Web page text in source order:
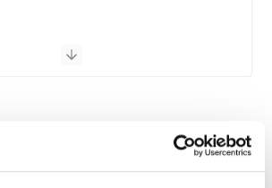
til velsignelse: Kirken